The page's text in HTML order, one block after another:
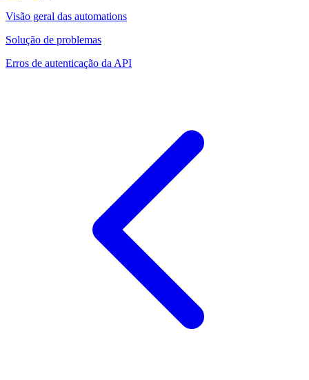
Visão geral das automations
Solução de problemas
Erros de autenticação da API